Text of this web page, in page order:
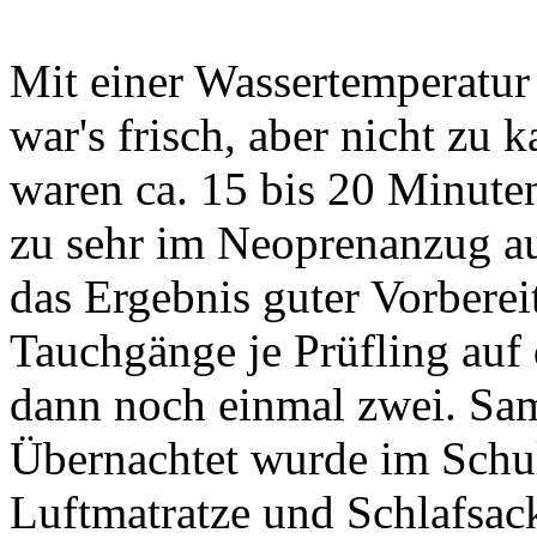
Mit einer
war's frisch, aber nicht zu
waren ca. 15 bis 20
zu sehr im Neoprenanzug
das Ergebnis guter
Tauchgänge je Prüfling
dann noch einmal zwei.
Übernachtet wurde im
Luftmatratze und